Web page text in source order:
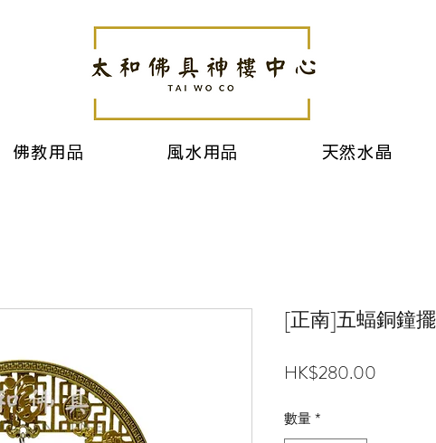
佛教用品 風水用品 天然水晶
[正南]五蝠銅鐘
HK$280.00價
數量 *